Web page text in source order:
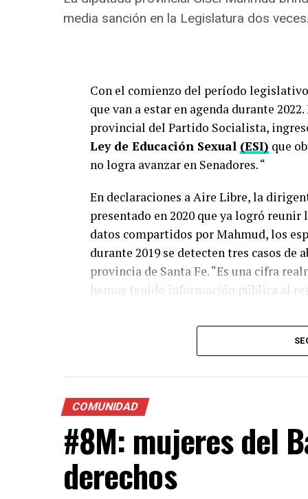
Sosa, afirmó además, que según el
85% de los femicidas fueron personas
elemento, pero tiene que tener una
protección incorporando dispositivos
Las Mujeres de la
presentamos un
Derechos” sobre la
la violencia
siguientes datos
de Octubre 2022 👇
pic.twitter.com/
— MuMaLá (@MuMaLaNacional)
media sanción en la Legislatura dos veces.
Con el comienzo del período
que van a estar en agenda durante 2022.
provincial del Partido Socialista,
Ley de Educación Sexual (ESI) que
no logra avanzar en Senadores. “
En declaraciones a Aire Libre, la
presentado en 2020 que ya logró reunir
datos compartidos por Mahmud, los
durante 2019 se detecten tres casos de
provincia de Santa Fe. “Es una cifra
hemos tenido información pública al
“Da cuenta que al generar un espacio
personas preparadas
palabras situaciones que habían
constituían un abuso para sus
“La ESI tiene una función preventiva
aprender del consentimiento y qué
COMUNIDAD
#8M: mujeres del
derechos